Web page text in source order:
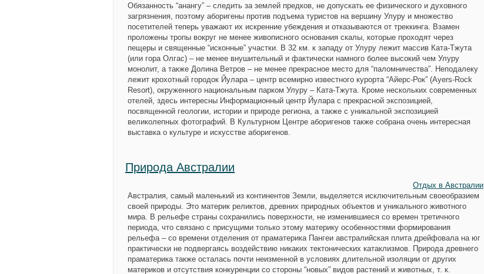
Обязанность “анангу” – следить за землей предков, не допускать ее физического и духовного
загрязнения, поэтому аборигены против подъема туристов на вершину Улуру и множество
посетителей теперь уважают их искренние убеждения и отказываются от треккинга. Взамен
проложены тропы вокруг не менее живописного основания скалы, которые проходят через
пещеры и священные “исконные” участки. В 32 км. к западу от Улуру лежит массив Ката-Тжута
(или гора Олгас) – не менее внушительный и фактически намного более высокий чем Улуру
монолит, а также Долина Ветров – не менее прекрасное место для “паломничества”. Неподалеку
лежит крохотный городок Йулара – центр всемирно известного курорта “Айерс-Рок” (Ayers-Rock
Resort), окруженного национальным парком Улуру – Ката-Тжута. Кроме нескольких современных
отелей, здесь интересны Информационный центр Йулара с прекрасной экспозицией,
посвященной геологии, истории и природе региона, а также с уникальной экспозицией
великолепных фотографий. В Культурном Центре аборигенов также собрана очень интересная
выставка о культуре и искусстве аборигенов.
Природа Австралии
Отдых в Австралии
Австралия, самый маленький из континентов Земли, выделяется исключительным своеобразием
своей природы. Это материк реликтов, древних природных объектов и уникального животного
мира. В рельефе страны сохранились поверхности, не изменившиеся со времен третичного
периода, что связано с присущими только этому материку особенностями формирования
рельефа – со времени отделения от праматерика Пангеи австралийская плита дрейфовала на юг
практически не подвергаясь воздействию никаких тектонических катаклизмов. Природа древнего
праматерика также осталась почти неизменной в условиях длительной изоляции от других
материков и отсутствия конкуренции со стороны “новых” видов растений и животных, т. к.